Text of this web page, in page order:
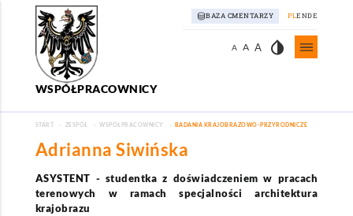
BAZA CMENTARZY PLENDE
A A A invert_colors
WSPÓŁPRACOWNICY
START ZESPÓŁ WSPÓŁPRACOWNICY BADANIA KRAJOBRAZOWO-PRZYRODNICZE
Adrianna Siwińska
ASYSTENT - studentka z doświadczeniem w pracach
terenowych w ramach specjalności architektura
krajobrazu